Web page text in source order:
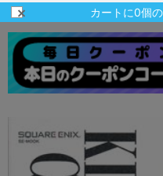
カートに0個